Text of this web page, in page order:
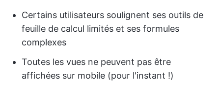
Certains utilisateurs soulignent ses outils de
feuille de calcul limités et ses formules
complexes
Toutes les vues ne peuvent pas être
affichées sur mobile (pour l'instant !)